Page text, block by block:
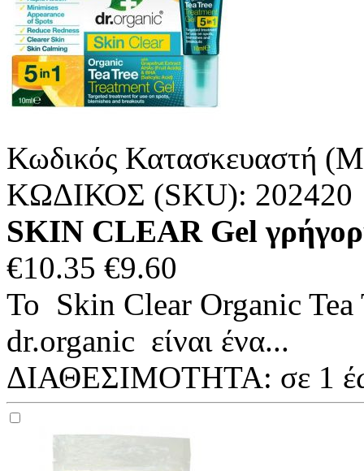
Κωδικός Κατασκευαστή
ΚΩΔΙΚΟΣ (SKU): 202420
SKIN CLEAR Gel
€10.35 €9.60
To Skin Clear Organic
dr.organic είναι ένα...
ΔΙΑΘΕΣΙΜΟΤΗΤΑ: σε 1